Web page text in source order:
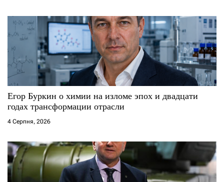
Егор Буркин о химии на изломе эпох и двадцати
годах трансформации отрасли
4 Серпня, 2026